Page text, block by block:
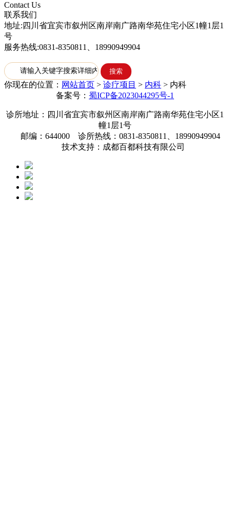
Contact Us
联系我们
地址:四川省宜宾市叙州区南岸南广路南华苑住宅小区1幢1层1
号
服务热线:0831-8350811、18990949904
你现在的位置： 网站首页 > 诊疗项目 > 内科 > 内科
备案号： 蜀ICP备2023044295号-1
诊所地址：四川省宜宾市叙州区南岸南广路南华苑住宅小区1
幢1层1号
邮编：644000 诊所热线：0831-8350811、18990949904
技术支持：成都百都科技有限公司